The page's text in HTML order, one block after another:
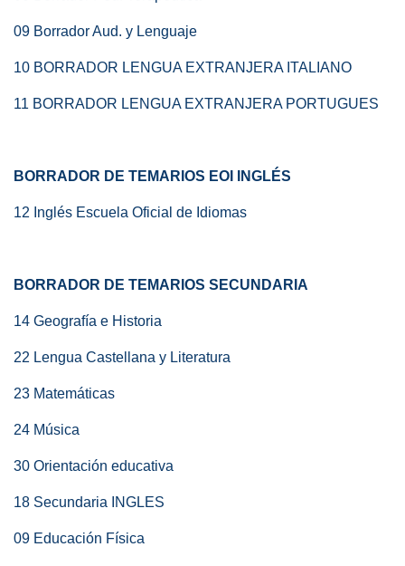
09 Borrador Aud. y Lenguaje
10 BORRADOR LENGUA EXTRANJERA ITALIANO
11 BORRADOR LENGUA EXTRANJERA PORTUGUES
BORRADOR DE TEMARIOS EOI INGLÉS
12 Inglés Escuela Oficial de Idiomas
BORRADOR DE TEMARIOS SECUNDARIA
14 Geografía e Historia
22 Lengua Castellana y Literatura
23 Matemáticas
24 Música
30 Orientación educativa
18 Secundaria INGLES
09 Educación Física